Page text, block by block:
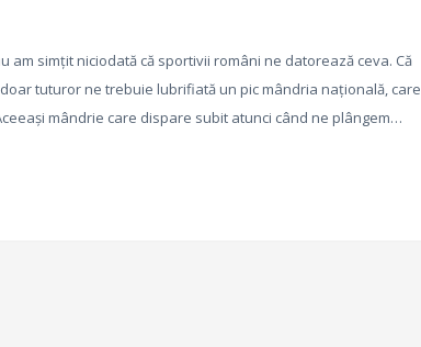
am simțit niciodată că sportivii români ne datorează ceva. Că
tuturor ne trebuie lubrifiată un pic mândria națională, care
mândrie care dispare subit atunci când ne plângem…